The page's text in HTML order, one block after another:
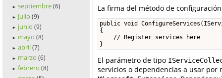
► septiembre (6)
► julio (9)
► junio (9)
► mayo (8)
► abril (7)
► marzo (6)
► febrero (8)
La firma del método de
public void
{
    // Register services here
}
El parámetro de tipo
servicios o dependencias a usar